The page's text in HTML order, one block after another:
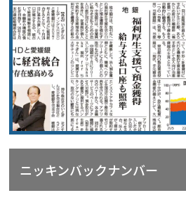
ニッキンバックナンバー